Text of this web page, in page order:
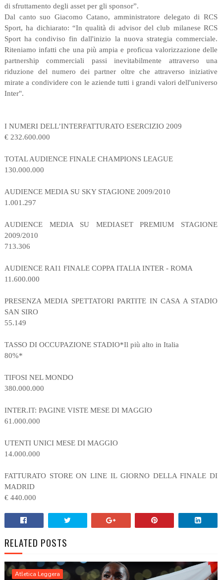
di sfruttamento degli asset per gli sponsor”.
Dal canto suo Giacomo Catano, amministratore delegato di RCS
Sport, ha dichiarato: “In qualità di advisor del club milanese RCS
Sport ha condiviso fin dall'inizio la nuova strategia commerciale.
Riteniamo infatti che una più ampia e proficua valorizzazione delle
partnership commerciali passi inevitabilmente attraverso una
riduzione del numero dei partner oltre che attraverso iniziative
mirate a condividere con le aziende tutti i grandi valori dell'universo
Inter".
I NUMERI DELL’INTERFATTURATO ESERCIZIO 2009
€ 232.600.000
TOTAL AUDIENCE FINALE CHAMPIONS LEAGUE
130.000.000
AUDIENCE MEDIA SU SKY STAGIONE 2009/2010
1.001.297
AUDIENCE MEDIA SU MEDIASET PREMIUM STAGIONE
2009/2010
713.306
AUDIENCE RAI1 FINALE COPPA ITALIA INTER - ROMA
11.600.000
PRESENZA MEDIA SPETTATORI PARTITE IN CASA A STADIO
SAN SIRO
55.149
TASSO DI OCCUPAZIONE STADIO*Il più alto in Italia
80%*
TIFOSI NEL MONDO
380.000.000
INTER.IT: PAGINE VISTE MESE DI MAGGIO
61.000.000
UTENTI UNICI MESE DI MAGGIO
14.000.000
FATTURATO STORE ON LINE IL GIORNO DELLA FINALE DI
MADRID
€ 440.000
RELATED POSTS
Atletica Leggera